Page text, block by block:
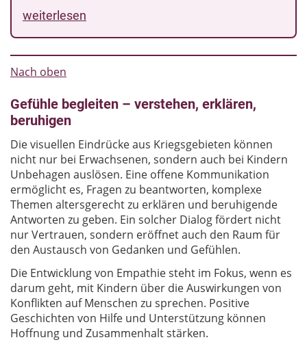
weiterlesen
Nach oben
Gefühle begleiten – verstehen, erklären,
beruhigen
Die visuellen Eindrücke aus Kriegsgebieten können
nicht nur bei Erwachsenen, sondern auch bei Kindern
Unbehagen auslösen. Eine offene Kommunikation
ermöglicht es, Fragen zu beantworten, komplexe
Themen altersgerecht zu erklären und beruhigende
Antworten zu geben. Ein solcher Dialog fördert nicht
nur Vertrauen, sondern eröffnet auch den Raum für
den Austausch von Gedanken und Gefühlen.
Die Entwicklung von Empathie steht im Fokus, wenn es
darum geht, mit Kindern über die Auswirkungen von
Konflikten auf Menschen zu sprechen. Positive
Geschichten von Hilfe und Unterstützung können
Hoffnung und Zusammenhalt stärken.